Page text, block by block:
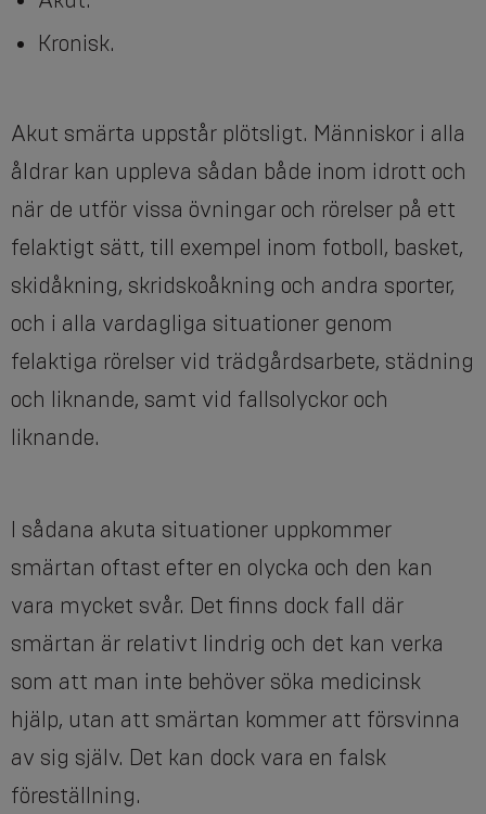
Kronisk.
Akut smärta uppstår plötsligt. Människor i alla
åldrar kan uppleva sådan både inom idrott och
när de utför vissa övningar och rörelser på ett
felaktigt sätt, till exempel inom fotboll, basket,
skidåkning, skridskoåkning och andra sporter,
och i alla vardagliga situationer genom
felaktiga rörelser vid trädgårdsarbete, städning
och liknande, samt vid fallsolyckor och
liknande.
I sådana akuta situationer uppkommer
smärtan oftast efter en olycka och den kan
vara mycket svår. Det finns dock fall där
smärtan är relativt lindrig och det kan verka
som att man inte behöver söka medicinsk
hjälp, utan att smärtan kommer att försvinna
av sig själv. Det kan dock vara en falsk
föreställning.